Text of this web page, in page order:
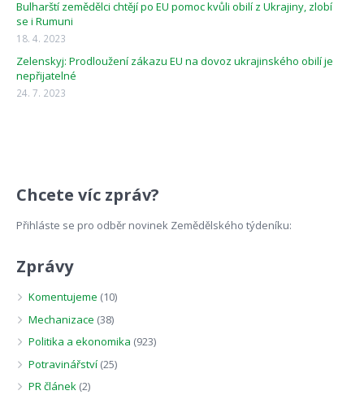
Bulharští zemědělci chtějí po EU pomoc kvůli obilí z Ukrajiny, zlobí
se i Rumuni
18. 4. 2023
Zelenskyj: Prodloužení zákazu EU na dovoz ukrajinského obilí je
nepřijatelné
24. 7. 2023
Chcete víc zpráv?
Přihláste se pro odběr novinek Zemědělského týdeníku:
Zprávy
Komentujeme (10)
Mechanizace (38)
Politika a ekonomika (923)
Potravinářství (25)
PR článek (2)